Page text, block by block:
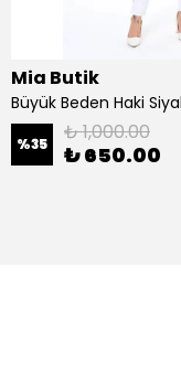
Mia Butik
Büyük Beden Haki
%35 ₺ 1,000.00
₺ 650.00